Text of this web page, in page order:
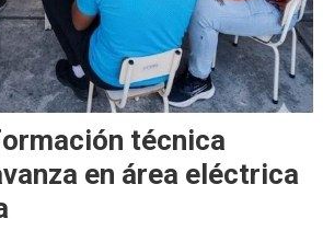
técnica
en área eléctrica